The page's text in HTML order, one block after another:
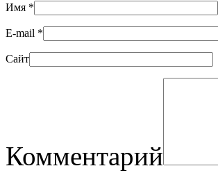
Имя *
E-mail *
Сайт
Комментарий